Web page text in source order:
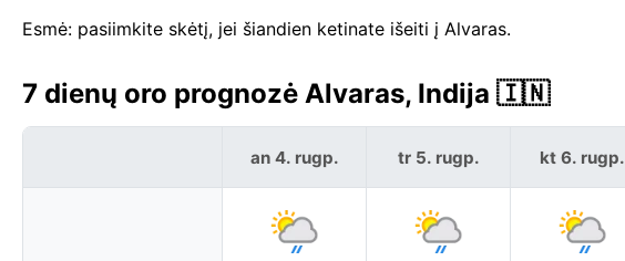
Esmė: pasiimkite skėtį, jei šiandien ketinate išeiti į Alvaras.
7 dienų oro prognozė Alvaras, Indija 🇮🇳
an 4. rugp. tr 5. rugp. kt 6. rugp.